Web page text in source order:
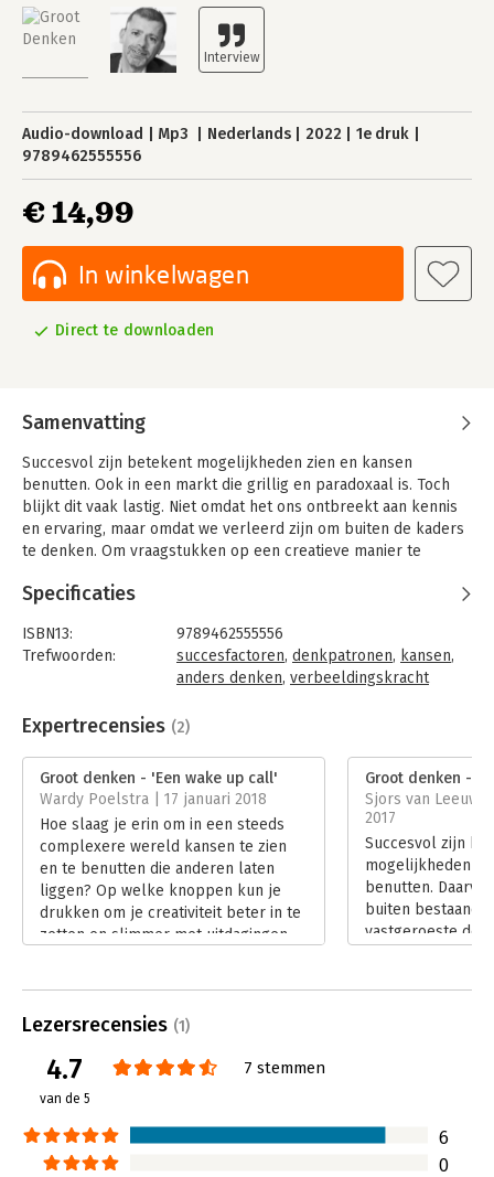
Audio-download Mp3 Nederlands 2022
1e druk
9789462555556
€ 14,99
In winkelwagen
Direct te downloaden
Samenvatting
Succesvol zijn betekent mogelijkheden zien en kansen
benutten. Ook in een markt die grillig en paradoxaal is. Toch
blijkt dit vaak lastig. Niet omdat het ons ontbreekt aan kennis
en ervaring, maar omdat we verleerd zijn om buiten de kaders
te denken. Om vraagstukken op een creatieve manier te
verbeeldingskracht en vindingrijkheid. Kortom, om groot te
Dit boek bewijst dat groot denken geen toevalstreffer is, maar
een routine die je kunt ontwikkelen. Daar hoef je niets voor te
die niet langer werken los te laten. Groot denken helpt je om
je blinde vlekken in kaart te brengen en de kwaliteiten die je
van jongs af aan in huis hebt opnieuw aan te boren. Zodat je in
staat bent om kansen te grijpen die anderen over het hoofd
zien.
- Boordevol inspirerende tips en technieken om groot te
denken.
- Voor leiders, managers en professionals die creatieve
oplossingen voor lastige vraagstukken willen vinden.
Specificaties
ISBN13:
9789462555556
Trefwoorden:
succesfactoren, denkpatronen, kansen,
anders denken, verbeeldingskracht
Bindwijze:
audio-download
Bestandsformaat:
mp3
Uitgever:
Bookora
Druk:
Verschijningsdatum:
25-10-2022
Hoofdrubriek: Algemeen management
Expertrecensies (2)
Groot denken - 'Een wake up call'
Wardy Poelstra | 17 januari 2018
Hoe slaag je erin om in een steeds
complexere wereld kansen te zien
en te benutten die anderen laten
liggen? Op welke knoppen kun je
drukken om je creativiteit beter in te
zetten en slimmer met uitdagingen
Groot denken -
Sjors van
2017
Succesvol zijn
mogelijkheden
benutten.
buiten
vastgeroeste
Lezersrecensies (1)
4.7
van de 5
7 stemmen
6
0